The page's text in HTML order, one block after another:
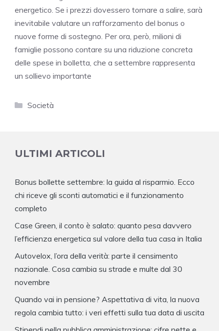
energetico. Se i prezzi dovessero tornare a salire, sarà
inevitabile valutare un rafforzamento del bonus o
nuove forme di sostegno. Per ora, però, milioni di
famiglie possono contare su una riduzione concreta
delle spese in bolletta, che a settembre rappresenta
un sollievo importante
Categorie
Società
ULTIMI ARTICOLI
Bonus bollette settembre: la guida al risparmio. Ecco
chi riceve gli sconti automatici e il funzionamento
completo
Case Green, il conto è salato: quanto pesa davvero
l’efficienza energetica sul valore della tua casa in Italia
Autovelox, l’ora della verità: parte il censimento
nazionale. Cosa cambia su strade e multe dal 30
novembre
Quando vai in pensione? Aspettativa di vita, la nuova
regola cambia tutto: i veri effetti sulla tua data di uscita